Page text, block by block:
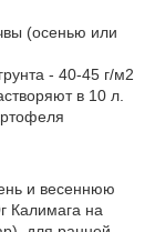
(осенью или
- 40-45 г/м2
в 10 л.
и весеннюю
Калимага на